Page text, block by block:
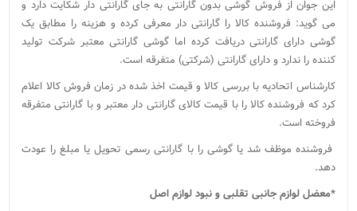
این جوان از فروش گوشی بدون گارانتی به جای گارانتی دار شکایت دارد و
می گوید: فروشنده کالا را گارانتی‌ دار معرفی کرده و هزینه را مطابق یک
گوشی دارای گارانتی دریافت کرده اما گوشی گارانتی معتبر شرکت تولید
کننده را ندارد و دارای گارانتی (شرکتی) متفرقه است.
کارشناس اتحادیه با بررسی کالا و قیمت اخذ شده در زمان فروش کالا اعلام
کرد که فروشنده کالا را با قیمت کالای گارانتی‌ دار معتبر و با گارانتی متفرقه
فروخته است.
فروشنده موظف شد یا گوشی را با گارانتی رسمی تحویل یا مبلغ را عودت
دهد.
*معضل لوازم جانبی تقلبی و نبود لوازم اصل